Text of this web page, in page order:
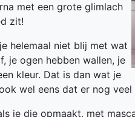
met een grote glimlach
zit!
helemaal niet blij met wat
je ogen hebben wallen, je
kleur. Dat is dan wat je
wel eens dat er nog
je die opmaakt, met